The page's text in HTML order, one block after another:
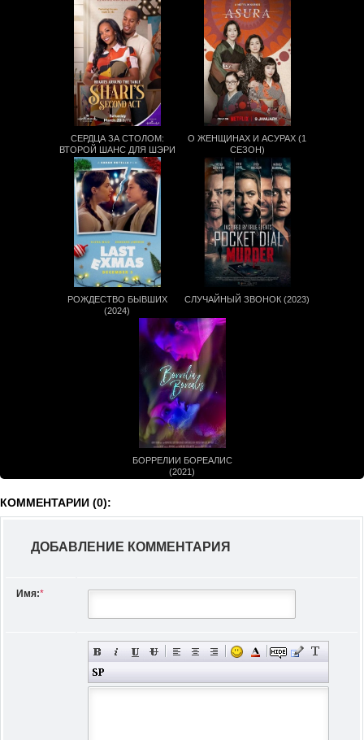
СЕРДЦА ЗА СТОЛОМ:
ВТОРОЙ ШАНС ДЛЯ ШЭРИ
(2025)
О ЖЕНЩИНАХ И АСУРАХ (1
СЕЗОН)
РОЖДЕСТВО БЫВШИХ
(2024)
СЛУЧАЙНЫЙ ЗВОНОК (2023)
БОРРЕЛИИ БОРЕАЛИС
(2021)
КОММЕНТАРИИ (0):
ДОБАВЛЕНИЕ КОММЕНТАРИЯ
Имя:*